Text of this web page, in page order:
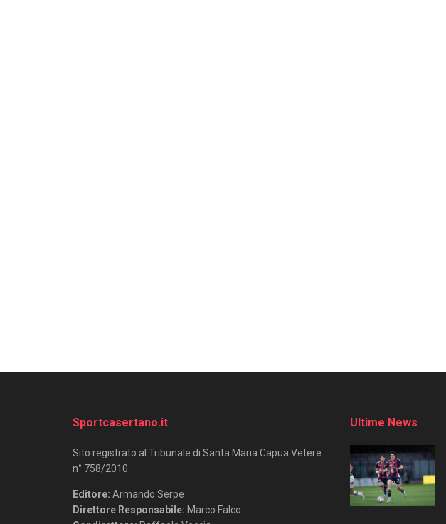
Sportcasertano.it
Sito registrato al Tribunale di Santa Maria Capua Vetere
n° 758/2010.
Editore: Armando Serpe
Direttore Responsabile: Marco Falco
Ultime News